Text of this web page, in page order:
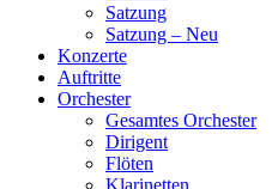
Satzung
Satzung – Neu
Konzerte
Auftritte
Orchester
Gesamtes Orchester
Dirigent
Flöten
Klarinetten